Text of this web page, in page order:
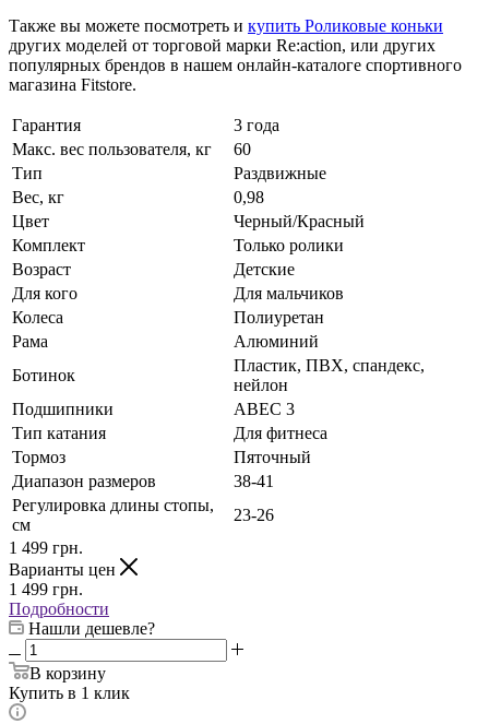
Также вы можете посмотреть и купить Роликовые коньки
других моделей от торговой марки Re:action, или других
популярных брендов в нашем онлайн-каталоге спортивного
магазина Fitstore.
Гарантия
3 года
Макс. вес пользователя, кг
60
Тип
Раздвижные
Вес, кг
0,98
Цвет
Черный/Красный
Комплект
Только ролики
Возраст
Детские
Для кого
Для мальчиков
Колеса
Полиуретан
Рама
Алюминий
Ботинок
Пластик, ПВХ, спандекс,
нейлон
Подшипники
ABEC 3
Тип катания
Для фитнеса
Тормоз
Пяточный
Диапазон размеров
38-41
Регулировка длины стопы,
см
23-26
1 499 грн.
Варианты цен
1 499 грн.
Подробности
Нашли дешевле?
В корзину
Купить в 1 клик